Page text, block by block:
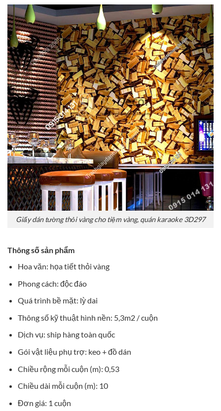
Giấy dán tường thỏi vàng cho tiệm vàng, quán karaoke 3D297
Thông số sản phẩm
Hoa văn: họa tiết thỏi vàng
Phong cách: độc đáo
Quá trình bề mặt: lỳ dai
Thông số kỹ thuật hình nền: 5,3m2 / cuộn
Dịch vụ: ship hàng toàn quốc
Gói vật liệu phụ trợ: keo + đồ dán
Chiều rộng mỗi cuộn (m): 0,53
Chiều dài mỗi cuộn (m): 10
Đơn giá: 1 cuộn